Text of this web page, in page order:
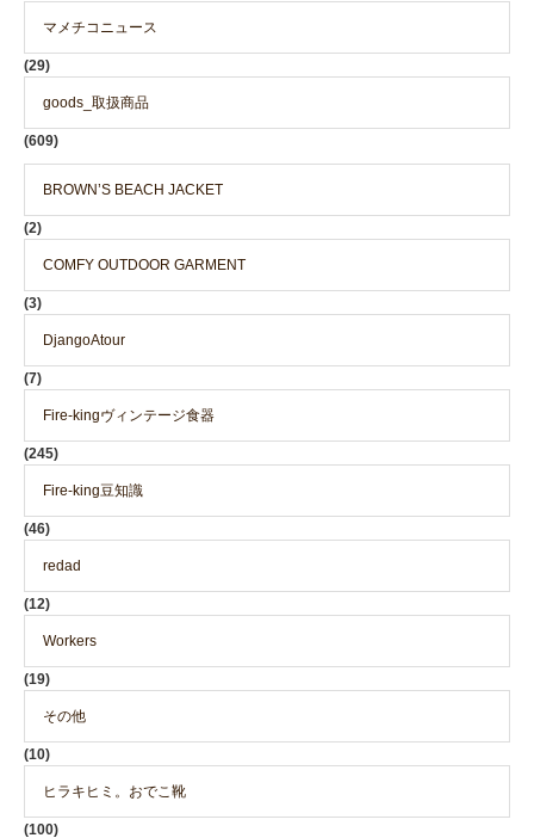
マメチコニュース
(29)
goods_取扱商品
(609)
BROWN’S BEACH JACKET
(2)
COMFY OUTDOOR GARMENT
(3)
DjangoAtour
(7)
Fire-kingヴィンテージ食器
(245)
Fire-king豆知識
(46)
redad
(12)
Workers
(19)
その他
(10)
ヒラキヒミ。おでこ靴
(100)